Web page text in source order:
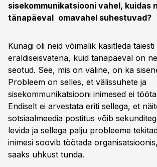
sisekommunikatsiooni vahel, kuidas
tänapäeval omavahel suhestuvad?
Kunagi oli neid võimalik käsitleda täiesti
eraldiseisvatena, kuid tänapäeval on
seotud. See, mis on väline, on ka
Probleem on selles, et välissuhete ja
sisekommunikatsiooni inimesed ei tööta
Endiselt ei arvestata eriti sellega, et
sotsiaalmeedia postitus võib
levida ja sellega palju probleeme
inimesi soovib töötada
saaks uhkust tunda.